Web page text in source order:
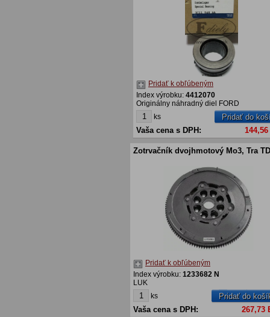
Pridať k obľúbeným
Index výrobku: 4412070
Originálny náhradný diel FORD
ks
Pridať do
Vaša cena s DPH:
Zotrvačník dvojhmotový Mo3, Tra
Pridať k obľúbeným
Index výrobku: 1233682 N
LUK
ks
Pridať do
Vaša cena s DPH:
267,73